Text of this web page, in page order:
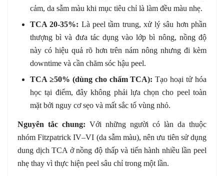
cảm, da sẫm màu khi mục tiêu chỉ là làm đều màu nhẹ.
TCA 20-35%: Là peel tầm trung, xử lý sâu hơn phần
thượng bì và đưa tác dụng vào lớp bì nông, nồng độ
này có hiệu quả rõ hơn trên nám nông nhưng đi kèm
downtime và cần chăm sóc hậu peel.
TCA ≥50% (dùng cho chấm TCA):Tạo hoại tử hóa
học tại điểm, đây không phải lựa chọn cho peel toàn
mặt bởi nguy cơ sẹo và mất sắc tố vùng nhỏ.
Nguyên tắc chung: Với những người có làn da thuộc
nhóm Fitzpatrick IV–VI (da sẫm màu), nên ưu tiên sử dụng
dung dịch TCA ở nồng độ thấp và tiến hành nhiều lần peel
nhẹ thay vì thực hiện peel sâu chỉ trong một lần.